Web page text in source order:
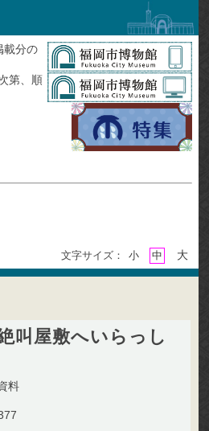
載分の
第、順
文字サイズ： 小 中 大
叫屋敷へいらっし
料